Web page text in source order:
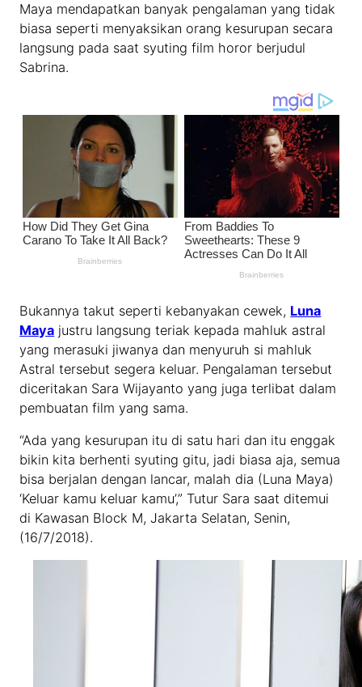
Maya mendapatkan banyak pengalaman yang tidak
biasa seperti menyaksikan orang kesurupan secara
langsung pada saat syuting film horor berjudul
Sabrina.
Bukannya takut seperti kebanyakan cewek, Luna
Maya justru langsung teriak kepada mahluk astral
yang merasuki jiwanya dan menyuruh si mahluk
Astral tersebut segera keluar. Pengalaman tersebut
diceritakan Sara Wijayanto yang juga terlibat dalam
pembuatan film yang sama.
“Ada yang kesurupan itu di satu hari dan itu enggak
bikin kita berhenti syuting gitu, jadi biasa aja, semua
bisa berjalan dengan lancar, malah dia (Luna Maya)
‘Keluar kamu keluar kamu’,” Tutur Sara saat ditemui
di Kawasan Block M, Jakarta Selatan, Senin,
(16/7/2018).